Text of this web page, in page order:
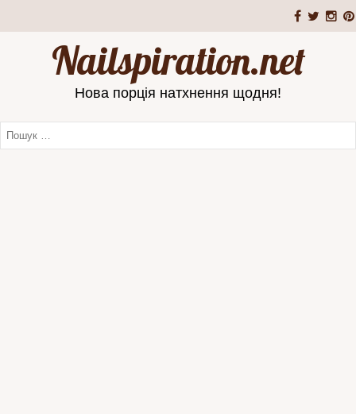
Nailspiration.net
Нова порція натхнення щодня!